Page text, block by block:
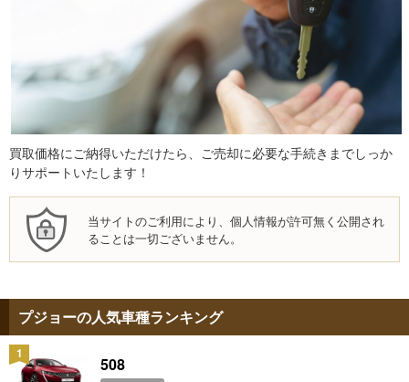
買取価格にご納得いただけたら、ご売却に必要な手続きまでしっか
りサポートいたします！
当サイトのご利用により、個人情報が許可無く公開され
ることは一切ございません。
プジョーの人気車種ランキング
508